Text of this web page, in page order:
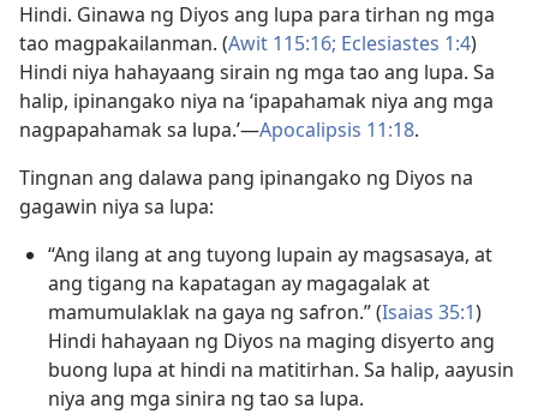
Hindi. Ginawa ng Diyos ang lupa para tirhan ng mga
tao magpakailanman. (Awit 115:16; Eclesiastes 1:4)
Hindi niya hahayaang sirain ng mga tao ang lupa. Sa
halip, ipinangako niya na ‘ipapahamak niya ang mga
nagpapahamak sa lupa.’—Apocalipsis 11:18.
Tingnan ang dalawa pang ipinangako ng Diyos na
gagawin niya sa lupa:
“Ang ilang at ang tuyong lupain ay magsasaya, at
ang tigang na kapatagan ay magagalak at
mamumulaklak na gaya ng safron.” (Isaias 35:1)
Hindi hahayaan ng Diyos na maging disyerto ang
buong lupa at hindi na matitirhan. Sa halip, aayusin
niya ang mga sinira ng tao sa lupa.